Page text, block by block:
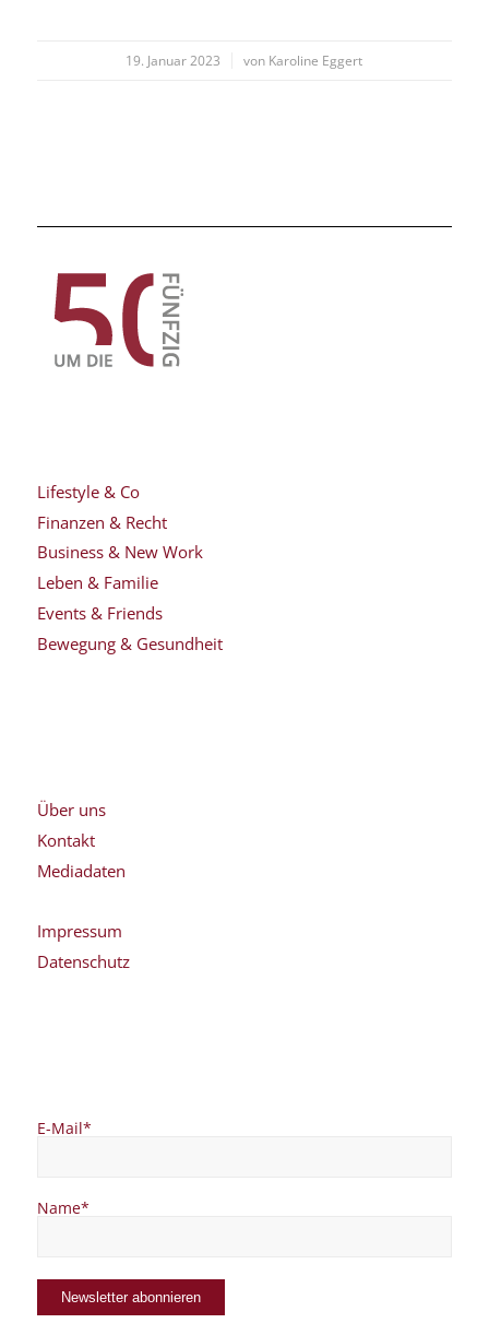
19. Januar 2023
/ von Karoline Eggert
Lifestyle & Co
Finanzen & Recht
Business & New Work
Leben & Familie
Events & Friends
Bewegung & Gesundheit
Über uns
Kontakt
Mediadaten
Impressum
Datenschutz
E-Mail*
Name*